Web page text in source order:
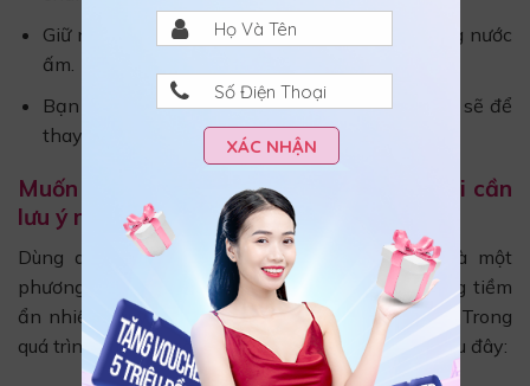
Giữ như vậy khoảng 15 phút, rồi rửa sạch bằng nước
ấm.
Bạn dùng mặt nạ này sau khi đã gội đầu sạch sẽ để
thay cho bước ủ tóc.
Muốn dùng dầu dừa dưỡng tóc nhanh dài cần
lưu ý những gì?
Dùng dầu dừa dưỡng tóc nhanh dài thực sự là một
phương pháp mang đến hiệu quả, nhưng nó cũng tiềm
ẩn nhiều nguy cơ nếu bạn không thực sự chú ý. Trong
quá trình sử dụng cần phải ghi nhớ những điểm sau đây:
XÁC NHẬN